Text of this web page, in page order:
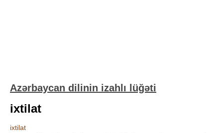
Azərbaycan dilinin izahlı lüğəti
ixtilat
ixtilat